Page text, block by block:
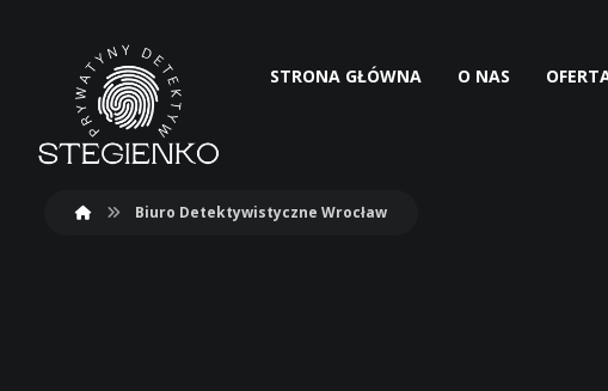
STRONA GŁÓWNA O NAS
Biuro Detektywistyczne Wrocław